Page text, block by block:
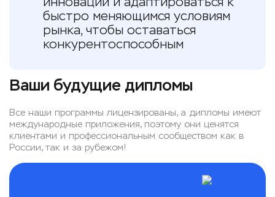
быстро меняющимся условиям
рынка, чтобы оставаться
конкурентоспособным
Ваши будущие дипломы
Все наши программы лицензированы, а дипломы имеют
международные приложения, поэтому они ценятся
клиентами и профессиональным сообществом как в
России, так и за рубежом!